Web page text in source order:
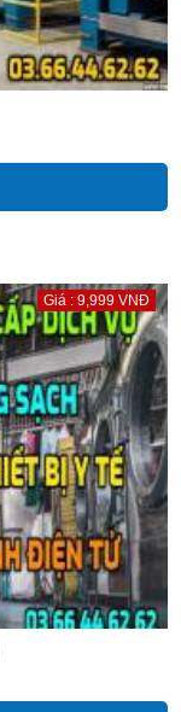
Giá : 9,999 VNĐ